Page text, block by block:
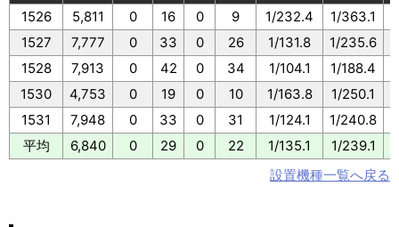
1526
5,811 0 16 0 9 1/232.4 1/363.1
1527
7,777 0 33 0 26 1/131.8 1/235.6
1528
7,913 0 42 0 34 1/104.1 1/188.4
1530
4,753 0 19 0 10 1/163.8 1/250.1
1531
7,948 0 33 0 31 1/124.1 1/240.8
平均
6,840 0 29 0 22 1/135.1 1/239.1
設置機種一覧へ戻る